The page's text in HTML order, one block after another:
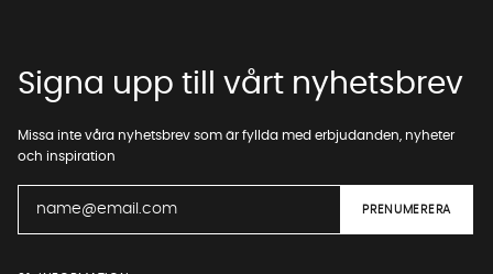
Signa upp till vårt nyhetsbrev
Missa inte våra nyhetsbrev som är fyllda med erbjudanden, nyheter
och inspiration